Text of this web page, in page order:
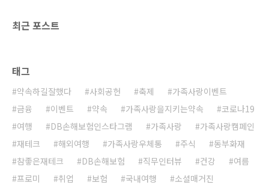
최근 포스트
태그
약속하길잘했다 사회공헌 축제
가족사랑이벤트
금융
이벤트 약속 가족사랑을지키는약속
코로나19
여행
DB손해보험인스타그램 가족사랑
가족사랑캠페인
재테크
해외여행 가족사랑우체통 주식
동부화재
참좋은재테크
DB손해보험 직무인터뷰 건강
여름
프로미
취업 보험 국내여행
소셜매거진